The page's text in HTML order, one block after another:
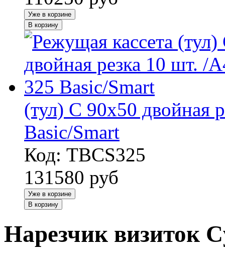
Уже в корзине
В корзину
(тул) C 90x50 двойная
Basic/Smart
Код: TBCS325
131580 руб
Уже в корзине
В корзину
Нарезчик визиток